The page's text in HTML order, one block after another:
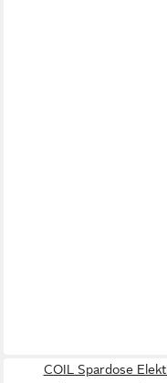
COIL Spardose